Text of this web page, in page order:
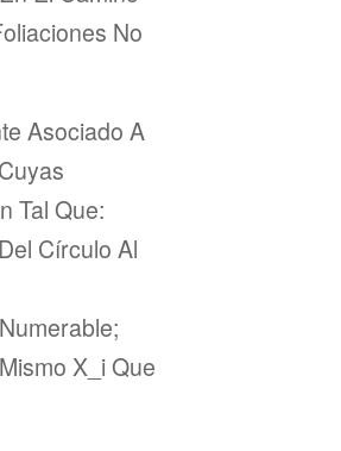
No
Asociado A
Tal Que:
Círculo Al
X_i Que